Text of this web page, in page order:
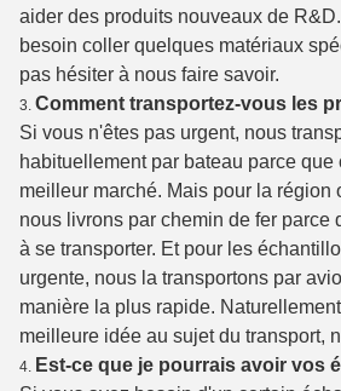
aider des produits nouveaux de
besoin coller quelques matériaux
pas hésiter à nous faire savoir.
3. Comment transportez-vous les
Si vous n'êtes pas urgent, nous
habituellement par bateau parce que
meilleur marché. Mais pour la région
nous livrons par chemin de fer parce
à se transporter. Et pour les
urgente, nous la transportons par
manière la plus rapide.
meilleure idée au sujet du transport,
4. Est-ce que je pourrais avoir vos